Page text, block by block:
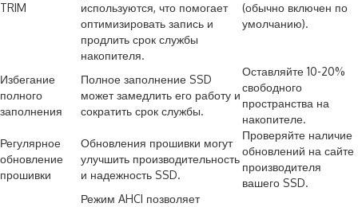
TRIM
используются, что помогает
оптимизировать запись и
продлить срок службы
накопителя.
(обычно включен по
умолчанию).
Избегание
полного
заполнения
Полное заполнение SSD
может замедлить его работу и
сократить срок службы.
Оставляйте 10-20%
свободного
пространства на
накопителе.
Регулярное
обновление
прошивки
Обновления прошивки могут
улучшить производительность
и надежность SSD.
Проверяйте наличие
обновлений на сайте
производителя
вашего SSD.
Режим AHCI позволяет